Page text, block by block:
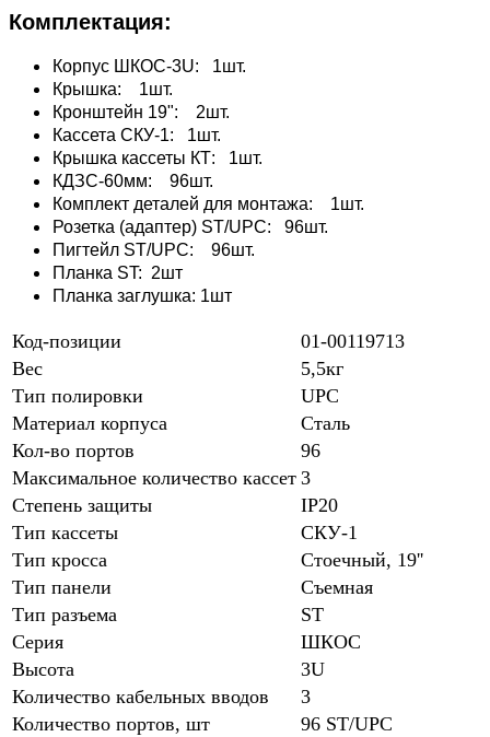
Комплектация:
Корпус ШКОС-3U: 1шт.
Крышка: 1шт.
Кронштейн 19": 2шт.
Кассета СКУ-1: 1шт.
Крышка кассеты КТ: 1шт.
КДЗС-60мм: 96шт.
Комплект деталей для монтажа: 1шт.
Розетка (адаптер) ST/UPC: 96шт.
Пигтейл ST/UPC: 96шт.
Планка ST: 2шт
Планка заглушка: 1шт
Код-позиции
01-00119713
Вес
5,5кг
Тип полировки
UPC
Материал корпуса
Сталь
Кол-во портов
96
Максимальное количество кассет 3
Степень защиты
IP20
Тип кассеты
СКУ-1
Тип кросса
Стоечный, 19''
Тип панели
Съемная
Тип разъема
ST
Серия
ШКОС
Высота
3U
Количество кабельных вводов
3
Количество портов, шт
96 ST/UPC